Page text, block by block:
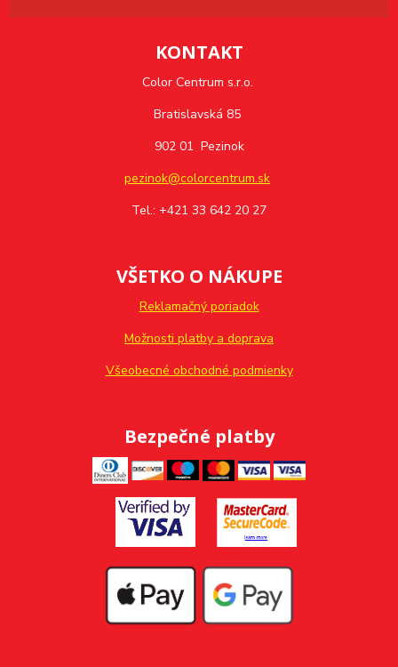
KONTAKT
Color Centrum s.r.o.
Bratislavská 85
902 01 Pezinok
pezinok@colorcentrum.sk
Tel.: +421 33 642 20 27
VŠETKO O NÁKUPE
Reklamačný poriadok
Možnosti platby a doprava
Všeobecné obchodné podmienky
Bezpečné platby